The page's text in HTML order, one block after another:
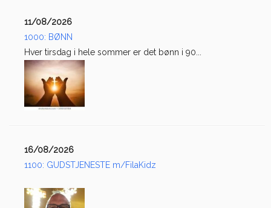
11/08/2026
1000: BØNN
Hver tirsdag i hele sommer er det bønn i 90...
16/08/2026
1100: GUDSTJENESTE m/FilaKidz